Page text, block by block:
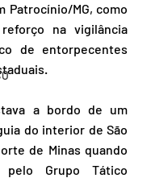
Patrocínio/MG, como
na vigilância
de entorpecentes
a bordo de um
do interior de São
de Minas quando
Grupo Tático